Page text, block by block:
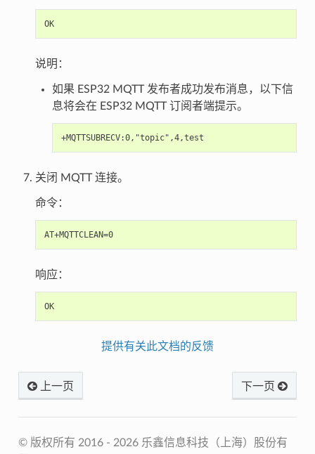
OK
说明：
如果 ESP32 MQTT 发布者成功发布消息，以下信
息将会在 ESP32 MQTT 订阅者端提示。
关闭 MQTT 连接。
命令：
AT+MQTTCLEAN=0
响应：
OK
提供有关此文档的反馈
上一页 下一页
© 版权所有 2016 - 2026 乐鑫信息科技（上海）股份有